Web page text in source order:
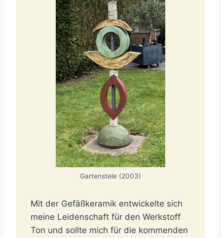
Gartenstele (2003)
Mit der Gefäßkeramik entwickelte sich
meine Leidenschaft für den Werkstoff
Ton und sollte mich für die kommenden